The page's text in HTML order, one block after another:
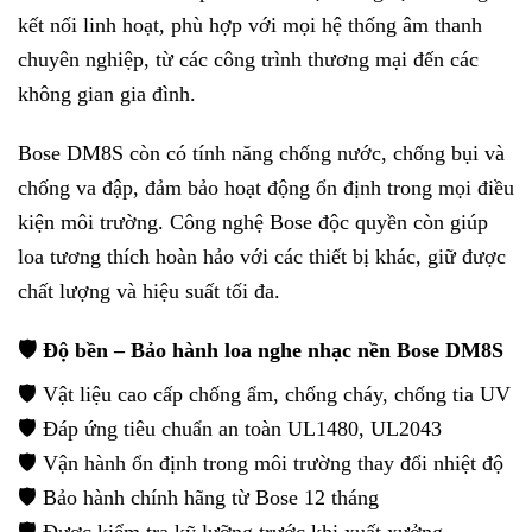
kết nối linh hoạt, phù hợp với mọi hệ thống âm thanh
chuyên nghiệp, từ các công trình thương mại đến các
không gian gia đình.
Bose DM8S còn có tính năng chống nước, chống bụi và
chống va đập, đảm bảo hoạt động ổn định trong mọi điều
kiện môi trường. Công nghệ Bose độc quyền còn giúp
loa tương thích hoàn hảo với các thiết bị khác, giữ được
chất lượng và hiệu suất tối đa.
🛡️ Độ bền – Bảo hành loa nghe nhạc nền Bose DM8S
🛡️ Vật liệu cao cấp chống ẩm, chống cháy, chống tia UV
🛡️ Đáp ứng tiêu chuẩn an toàn UL1480, UL2043
🛡️ Vận hành ổn định trong môi trường thay đổi nhiệt độ
🛡️ Bảo hành chính hãng từ Bose 12 tháng